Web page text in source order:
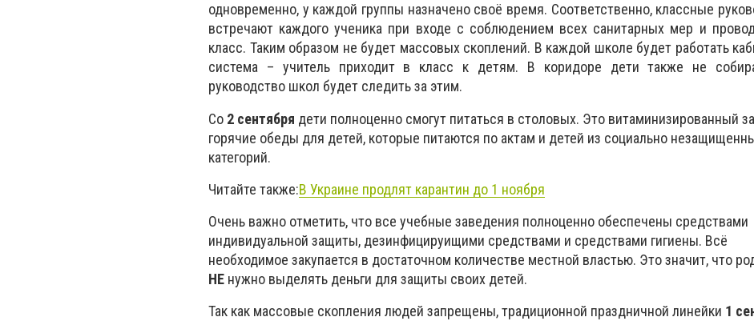
одновременно, у каждой группы назначено своё время. Соответственно, классные
встречают каждого ученика при входе с соблюдением всех санитарных мер и
класс. Таким образом не будет массовых скоплений. В каждой школе будет работать
система – учитель приходит в класс к детям. В коридоре дети также не
руководство школ будет следить за этим.
Со 2 сентября дети полноценно смогут питаться в столовых. Это витаминизированный
горячие обеды для детей, которые питаются по актам и детей из социально
категорий.
Читайте также:В Украине продлят карантин до 1 ноября
Очень важно отметить, что все учебные заведения полноценно обеспечены средствами
индивидуальной защиты, дезинфицируищими средствами и средствами гигиены. Всё
необходимое закупается в достаточном количестве местной властью. Это значит, что
НЕ нужно выделять деньги для защиты своих детей.
Так как массовые скопления людей запрещены, традиционной праздничной линейки 1